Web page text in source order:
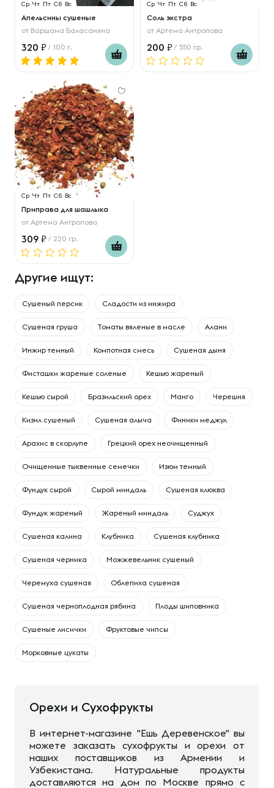
Ср Чт Пт Сб Вс
Апельсины сушеные
от Варшама Баласаняна
320 / 100 г.
Ср Чт Пт Сб Вс
Соль экстра
от Артема Антропова
200 / 550 гр.
Ср Чт Пт Сб Вс
Приправа для шашлыка
от Артема Антропова
309 / 220 гр.
Другие ищут:
Сушеный персик Сладости из инжира
Сушеная груша Томаты вяленые в масле Алани
Инжир темный Компотная смесь Сушеная дыня
Фисташки жареные соленые Кешью жареный
Кешью сырой Бразильский орех Манго Черешня
Кизил сушеный Сушеная алыча Финики меджул
Арахис в скорлупе Грецкий орех неочищенный
Очищенные тыквенные семечки Изюм темный
Фундук сырой Сырой миндаль Сушеная клюква
Фундук жареный Жареный миндаль Суджух
Сушеная калина Клубника Сушеная клубника
Сушеная черника Можжевельник сушеный
Черемуха сушеная Облепиха сушеная
Сушеная черноплодная рябина Плоды шиповника
Сушеные лисички Фруктовые чипсы
Морковные цукаты
Орехи и Сухофрукты
В интернет-магазине "Ешь Деревенское" вы
можете заказать сухофрукты и орехи от
наших поставщиков из Армении и
Узбекистана. Натуральные продукты
доставляются на дом по Москве прямо с